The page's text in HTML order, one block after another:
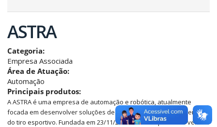
ASTRA
Categoria:
Empresa Associada
Área de Atuação:
Automação
Principais produtos:
A ASTRA é uma empresa de automação e robótica, atualmente
focada em desenvolver soluções de automação para o segmento
do tiro esportivo. Fundada em 23/11/2020 e com as primeiras vendas